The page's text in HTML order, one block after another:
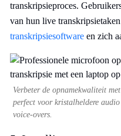
transkripsieproces.
van hun live
transkripsiesoftware en zich
Verbeter de opnamekwaliteit
perfect voor kristalheldere
voice-overs.